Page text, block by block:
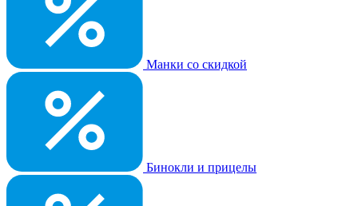
Манки со скидкой
Бинокли и прицелы